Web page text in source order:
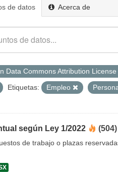
de datos Acerca de
Data Commons Attribution License
Etiquetas: Empleo
según Ley 1/2022 (504)
de trabajo o plazas